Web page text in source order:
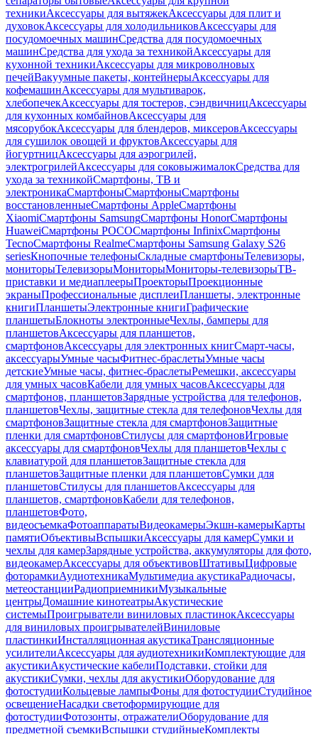
техникиАксессуары для вытяжекАксессуары для плит и
духовокАксессуары для холодильниковАксессуары для
посудомоечных машинСредства для посудомоечных
машинСредства для ухода за техникойАксессуары для
кухонной техникиАксессуары для микроволновых
печейВакуумные пакеты, контейнерыАксессуары для
кофемашинАксессуары для мультиварок,
хлебопечекАксессуары для тостеров, сэндвичницАксессуары
для кухонных комбайновАксессуары для
мясорубокАксессуары для блендеров, миксеровАксессуары
для сушилок овощей и фруктовАксессуары для
йогуртницАксессуары для аэрогрилей,
электрогрилейАксессуары для соковыжималокСредства для
ухода за техникойСмартфоны, ТВ и
электроникаСмартфоныСмартфоныСмартфоны
восстановленныеСмартфоны AppleСмартфоны
XiaomiСмартфоны SamsungСмартфоны HonorСмартфоны
HuaweiСмартфоны POCOСмартфоны InfinixСмартфоны
TecnoСмартфоны RealmeСмартфоны Samsung Galaxy S26
seriesКнопочные телефоныСкладные смартфоныТелевизоры,
мониторыТелевизорыМониторыМониторы-телевизорыТВ-
приставки и медиаплеерыПроекторыПроекционные
экраныПрофессиональные дисплеиПланшеты, электронные
книгиПланшетыЭлектронные книгиГрафические
планшетыБлокноты электронныеЧехлы, бамперы для
планшетовАксессуары для планшетов,
смартфоновАксессуары для электронных книгСмарт-часы,
аксессуарыУмные часыФитнес-браслетыУмные часы
детскиеУмные часы, фитнес-браслетыРемешки, аксессуары
для умных часовКабели для умных часовАксессуары для
смартфонов, планшетовЗарядные устройства для телефонов,
планшетовЧехлы, защитные стекла для телефоновЧехлы для
смартфоновЗащитные стекла для смартфоновЗащитные
пленки для смартфоновСтилусы для смартфоновИгровые
аксессуары для смартфоновЧехлы для планшетовЧехлы с
клавиатурой для планшетовЗащитные стекла для
планшетовЗащитные пленки для планшетовСумки для
планшетовСтилусы для планшетовАксессуары для
планшетов, смартфоновКабели для телефонов,
планшетовФото,
видеосъемкаФотоаппаратыВидеокамерыЭкшн-камерыКарты
памятиОбъективыВспышкиАксессуары для камерСумки и
чехлы для камерЗарядные устройства, аккумуляторы для фото,
видеокамерАксессуары для объективовШтативыЦифровые
фоторамкиАудиотехникаМультимедиа акустикаРадиочасы,
метеостанцииРадиоприемникиМузыкальные
центрыДомашние кинотеатрыАкустические
системыПроигрыватели виниловых пластинокАксессуары
для виниловых проигрывателейВиниловые
пластинкиИнсталляционная акустикаТрансляционные
усилителиАксессуары для аудиотехникиКомплектующие для
акустикиАкустические кабелиПодставки, стойки для
акустикиСумки, чехлы для акустикиОборудование для
фотостудииКольцевые лампыФоны для фотостудииСтудийное
освещениеНасадки светоформирующие для
фотостудииФотозонты, отражателиОборудование для
предметной съемкиВспышки студийныеКомплекты